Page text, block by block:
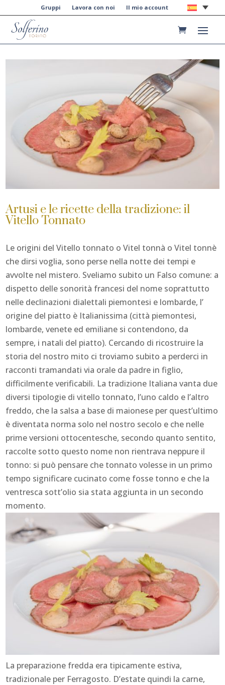
Gruppi Lavora con noi Il mio account
Artusi e le ricette della tradizione: il
Vitello Tonnato
Le origini del Vitello tonnato o Vitel tonnà o Vitel tonnè
che dirsi voglia, sono perse nella notte dei tempi e
avvolte nel mistero. Sveliamo subito un Falso comune: a
dispetto delle sonorità francesi del nome soprattutto
nelle declinazioni dialettali piemontesi e lombarde, l’
origine del piatto è Italianissima (città piemontesi,
lombarde, venete ed emiliane si contendono, da
sempre, i natali del piatto). Cercando di ricostruire la
storia del nostro mito ci troviamo subito a perderci in
racconti tramandati via orale da padre in figlio,
difficilmente verificabili. La tradizione Italiana vanta due
diversi tipologie di vitello tonnato, l’uno caldo e l’altro
freddo, che la salsa a base di maionese per quest’ultimo
è diventata norma solo nel nostro secolo e che nelle
prime versioni ottocentesche, secondo quanto sentito,
raccolte sotto questo nome non rientrava neppure il
tonno: si può pensare che tonnato volesse in un primo
tempo significare cucinato come fosse tonno e che la
ventresca sott’olio sia stata aggiunta in un secondo
momento.
La preparazione fredda era tipicamente estiva,
tradizionale per Ferragosto. D’estate quindi la carne,